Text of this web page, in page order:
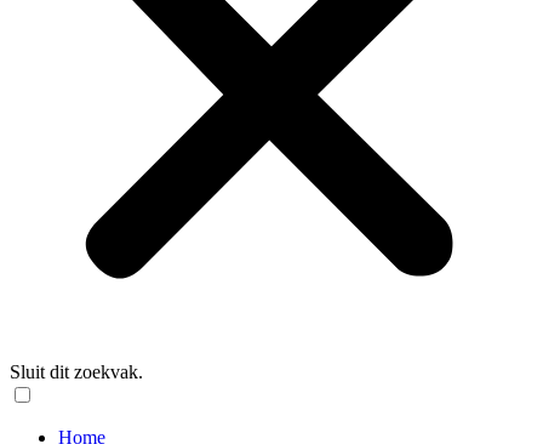
Sluit dit zoekvak.
Home